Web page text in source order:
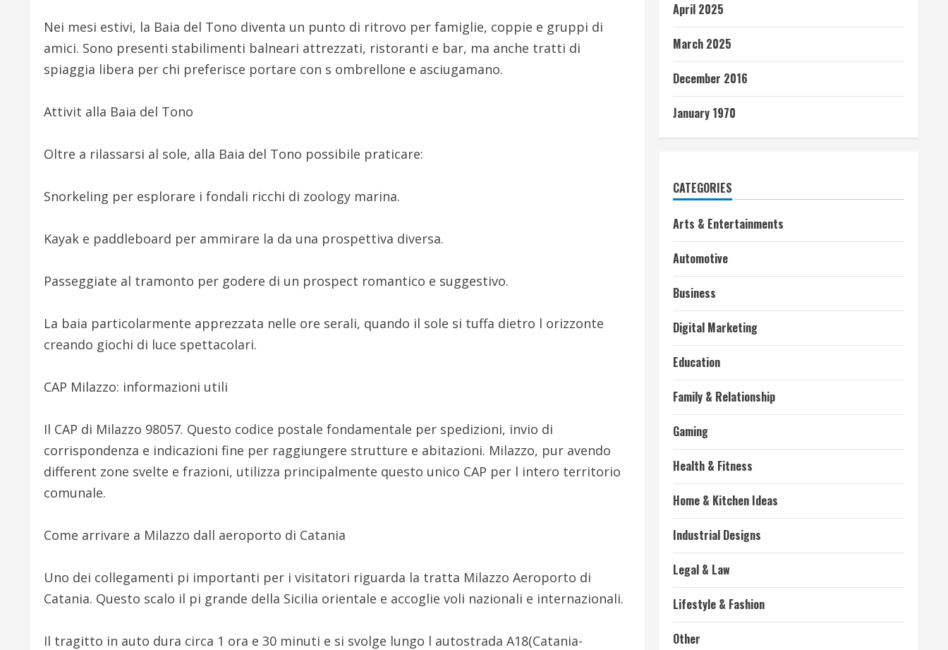
Nei mesi estivi, la Baia del Tono diventa un punto di ritrovo per famiglie, coppie e gruppi di
amici. Sono presenti stabilimenti balneari attrezzati, ristoranti e bar, ma anche tratti di
spiaggia libera per chi preferisce portare con s ombrellone e asciugamano.
Attivit alla Baia del Tono
Oltre a rilassarsi al sole, alla Baia del Tono possibile praticare:
Snorkeling per esplorare i fondali ricchi di zoology marina.
Kayak e paddleboard per ammirare la da una prospettiva diversa.
Passeggiate al tramonto per godere di un prospect romantico e suggestivo.
La baia particolarmente apprezzata nelle ore serali, quando il sole si tuffa dietro l orizzonte
creando giochi di luce spettacolari.
CAP Milazzo: informazioni utili
Il CAP di Milazzo 98057. Questo codice postale fondamentale per spedizioni, invio di
corrispondenza e indicazioni fine per raggiungere strutture e abitazioni. Milazzo, pur avendo
different zone svelte e frazioni, utilizza principalmente questo unico CAP per l intero territorio
comunale.
Come arrivare a Milazzo dall aeroporto di Catania
Uno dei collegamenti pi importanti per i visitatori riguarda la tratta Milazzo Aeroporto di
Catania. Questo scalo il pi grande della Sicilia orientale e accoglie voli nazionali e internazionali.
Il tragitto in auto dura circa 1 ora e 30 minuti e si svolge lungo l autostrada A18(Catania-
April 2025
March 2025
December 2016
January 1970
CATEGORIES
Arts & Entertainments
Automotive
Business
Digital Marketing
Education
Family & Relationship
Gaming
Health & Fitness
Home & Kitchen Ideas
Industrial Designs
Legal & Law
Lifestyle & Fashion
Other